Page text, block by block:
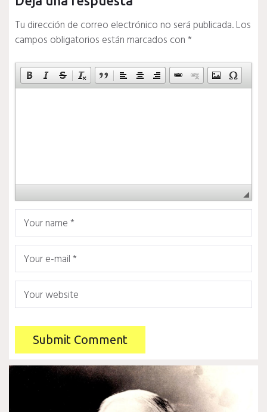
Tu dirección de correo electrónico no será publicada.Los
campos obligatorios están marcados con*